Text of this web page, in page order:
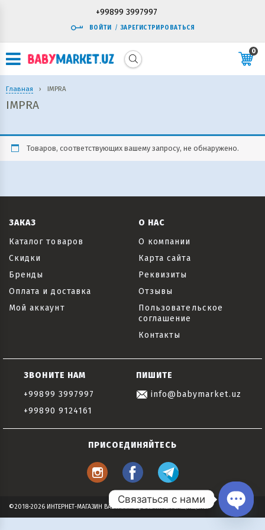
+99899 3997997
ВОЙТИ / ЗАРЕГИСТРИРОВАТЬСЯ
0
Главная › IMPRA
IMPRA
Товаров, соответствующих вашему запросу, не обнаружено.
ЗАКАЗ
Каталог товаров
Скидки
Бренды
Оплата и доставка
Мой аккаунт
О НАС
О компании
Карта сайта
Реквизиты
Отзывы
Пользовательское
соглашение
Контакты
ЗВОНИТЕ НАМ
+99899 3997997
+99890 9124161
ПИШИТЕ
info@babymarket.uz
ПРИСОЕДИНЯЙТЕСЬ
©2018-2026 ИНТЕРНЕТ-МАГАЗИН BABYMARKET, ВСЕ ПРАВА ЗАЩИЩЕНЫ
Связаться с нами
Open